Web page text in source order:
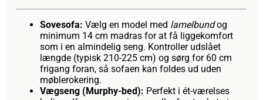
Sovesofa: Vælg en model med lamelbundog
minimum 14 cm madras for at få liggekomfort
som i en almindelig seng. Kontroller udslået
længde (typisk 210-225 cm) og sørg for 60 cm
frigang foran, så sofaen kan foldes ud uden
møblerokering.
Vægseng (Murphy-bed): Perfekt i ét-værelses